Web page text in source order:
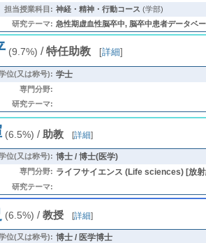
担当授業科目: 神経・精神・行動コース (学部)
研究テーマ: 急性期虚血性脳卒中, 脳卒中患者データベ
(9.7%) /特任助教 詳細
位(又は称号): 学士
専門分野:
研究テーマ:
(6.5%) / 助教 [詳細]
位(又は称号): 博士 / 博士(医学)
専門分野: ライフサイエンス (Life sciences) [放
研究テーマ:
(6.5%) / 教授 [詳細]
位(又は称号): 博士 / 医学博士